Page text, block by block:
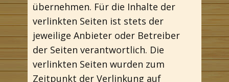
übernehmen. Für die Inhalte der
verlinkten Seiten ist stets der
jeweilige Anbieter oder Betreiber
der Seiten verantwortlich. Die
verlinkten Seiten wurden zum
Zeitpunkt der Verlinkung auf